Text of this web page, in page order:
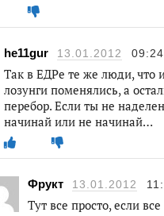
he11gur 13.01.2012 09:24
Так в ЕДРе те же люди, что
лозунги поменялись, а
перебор. Если ты не
начинай или не начинай…
Фрукт 13.01.2012
Тут все просто, если